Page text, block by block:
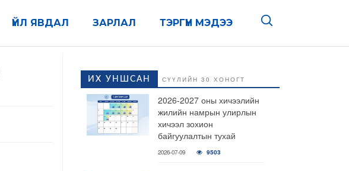
ТЭРГҮҮН МЭДЭЭ
ЗАРЛАЛ
ҮЙЛ ЯВДАЛ
ИХ УНШСАН СҮҮЛИЙН 30 ХОНОГТ
2026-2027 оны хичээлийн
жилийн намрын улирлын
хичээл зохион
байгуулалтын тухай
2026-07-09 9503